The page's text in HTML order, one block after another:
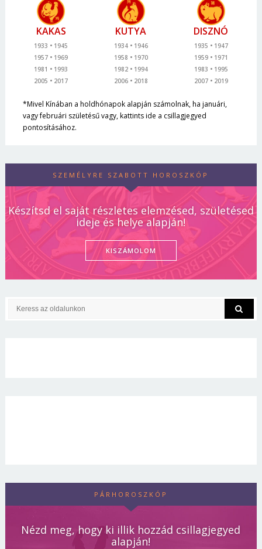
KAKAS
1933
1945
1957
1969
1981
1993
2005
2017
KUTYA
1934
1946
1958
1970
1982
1994
2006
2018
DISZNÓ
1935
1947
1959
1971
1983
1995
2007
2019
*Mivel Kínában a holdhónapok alapján számolnak, ha januári,
vagy februári születésű vagy, kattints ide a csillagjegyed
pontosításához.
SZEMÉLYRE SZABOTT HOROSZKÓP
Készítsd el saját részletes elemzésed, születésed
ideje és helye alapján!
KISZÁMOLOM
PÁRHOROSZKÓP
Nézd meg, hogy ki illik hozzád csillagjegyed
alapján!